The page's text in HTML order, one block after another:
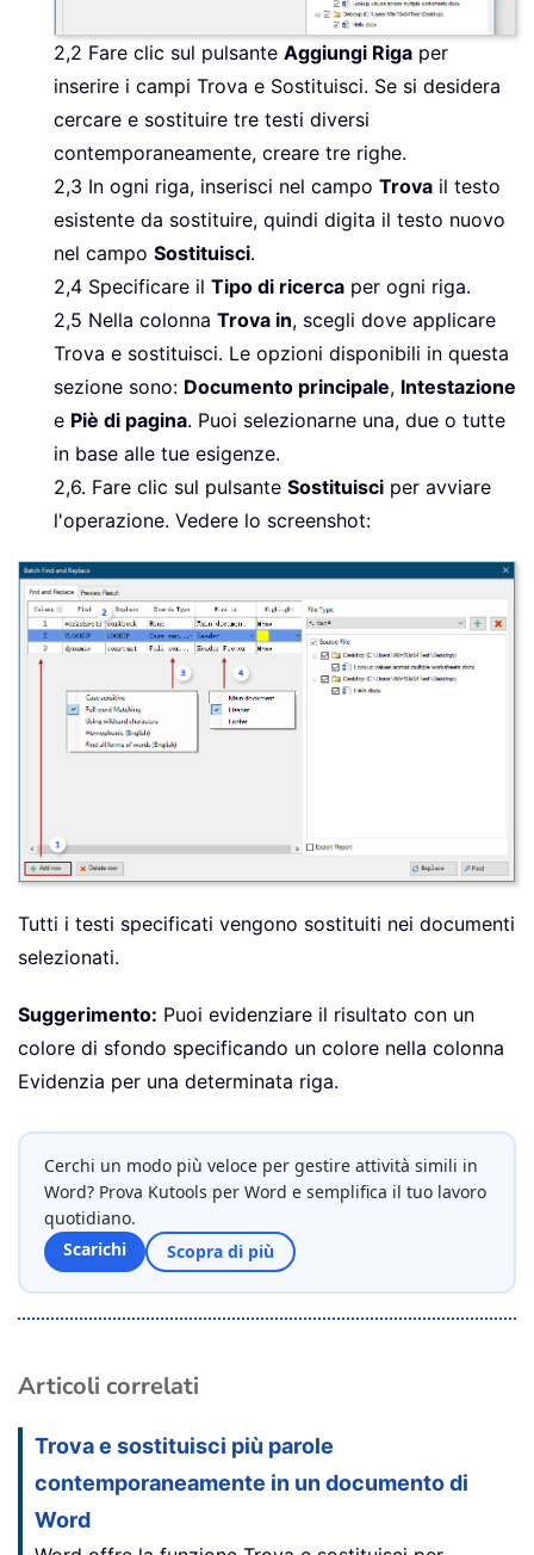
2,2 Fare clic sul pulsante Aggiungi Riga per
inserire i campi Trova e Sostituisci. Se si desidera
cercare e sostituire tre testi diversi
contemporaneamente, creare tre righe.
2,3 In ogni riga, inserisci nel campo Trova il testo
esistente da sostituire, quindi digita il testo nuovo
nel campo Sostituisci.
2,4 Specificare il Tipo di ricerca per ogni riga.
2,5 Nella colonna Trova in, scegli dove applicare
Trova e sostituisci. Le opzioni disponibili in questa
sezione sono: Documento principale, Intestazione
e Piè di pagina. Puoi selezionarne una, due o tutte
in base alle tue esigenze.
2,6. Fare clic sul pulsante Sostituisci per avviare
l'operazione. Vedere lo screenshot:
Tutti i testi specificati vengono sostituiti nei documenti
selezionati.
Suggerimento: Puoi evidenziare il risultato con un
colore di sfondo specificando un colore nella colonna
Evidenzia per una determinata riga.
Cerchi un modo più veloce per gestire attività simili in
Word? Prova Kutools per Word e semplifica il tuo lavoro
quotidiano.
Scarichi
Scopra di più
Articoli correlati
Trova e sostituisci più parole
contemporaneamente in un documento di
Word